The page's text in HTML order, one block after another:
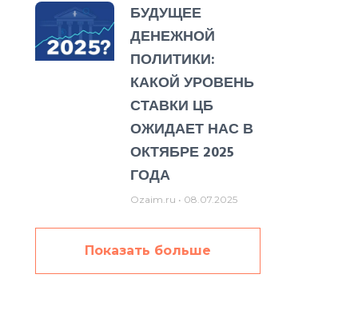
БУДУЩЕЕ
ДЕНЕЖНОЙ
ПОЛИТИКИ:
КАКОЙ УРОВЕНЬ
СТАВКИ ЦБ
ОЖИДАЕТ НАС В
ОКТЯБРЕ 2025
ГОДА
Ozaim.ru 08.07.2025
Показать больше